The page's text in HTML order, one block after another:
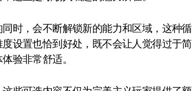
时，会不断解锁新的能力和区域，这种循
设置也恰到好处，既不会让人觉得过于简
验非常舒适。